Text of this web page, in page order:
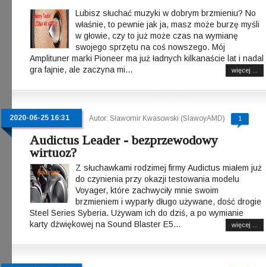
Lubisz słuchać muzyki w dobrym brzmieniu? No
właśnie, to pewnie jak ja, masz może burzę myśli
w głowie, czy to już może czas na wymianę
swojego sprzętu na coś nowszego. Mój
Amplituner marki Pioneer ma już ładnych kilkanaście lat i nadal
gra fajnie, ale zaczyna mi...
więcej ...
2020-06-25 16:31 Autor: Sławomir Kwasowski (SlawoyAMD) 1
Audictus Leader - bezprzewodowy
wirtuoz?
Z słuchawkami rodzimej firmy Audictus miałem już
do czynienia przy okazji testowania modelu
Voyager, które zachwyciły mnie swoim
brzmieniem i wyparły długo używane, dość drogie
Steel Series Syberia. Używam ich do dziś, a po wymianie
karty dźwiękowej na Sound Blaster E5...
więcej ...